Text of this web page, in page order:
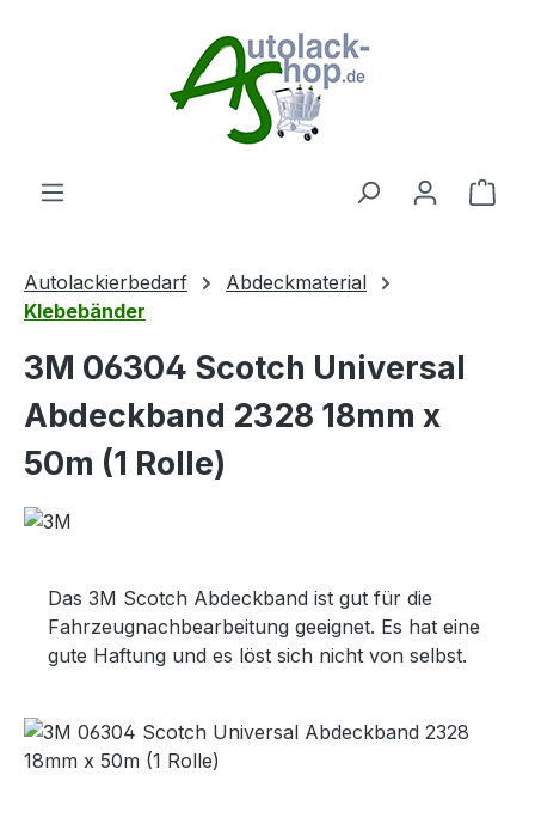
Autolackierbedarf
Abdeckmaterial
Klebebänder
3M 06304 Scotch Universal
Abdeckband 2328 18mm x
50m (1 Rolle)
Das 3M Scotch Abdeckband ist gut für die
Fahrzeugnachbearbeitung geeignet. Es hat eine
gute Haftung und es löst sich nicht von selbst.
Bildergalerie überspringen